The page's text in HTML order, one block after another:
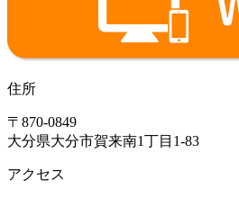
住所
〒870-0849
大分県大分市賀来南1丁目1-83
アクセス